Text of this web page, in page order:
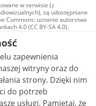
w serwisie (z
są udostępniane
Commons: uznanie autorstwa
4.0 (CC BY-SA 4.0).
w tym zdjęcia, materiały
na licencji typu
autorstwa użycie
zależnych 4.0 (CC BY-
to stwierdzone inaczej.
zapewnienia
witryny oraz do
Dzięki nim
do potrzeb
Pamiętaj, że